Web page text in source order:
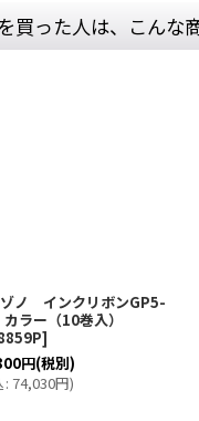
買った人は、こんな
ノ インクリボンGP5-
ラー（10巻入）
]
円(税別)
: 74,030円)